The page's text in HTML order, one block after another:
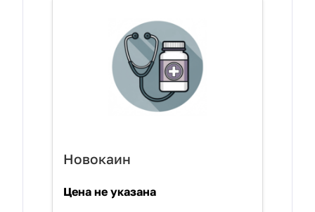
Новокаин
Цена не указана